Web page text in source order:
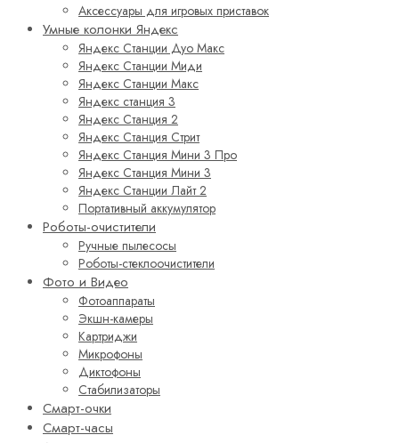
Аксессуары для игровых приставок
Умные колонки Яндекс
Яндекс Станции Дуо Макс
Яндекс Станции Миди
Яндекс Станции Макс
Яндекс станция 3
Яндекс Станция 2
Яндекс Станция Стрит
Яндекс Станция Мини 3 Про
Яндекс Станция Мини 3
Яндекс Станции Лайт 2
Портативный аккумулятор
Роботы-очистители
Ручные пылесосы
Роботы-стеклоочистители
Фото и Видео
Фотоаппараты
Экшн-камеры
Картриджи
Микрофоны
Диктофоны
Стабилизаторы
Смарт-очки
Смарт-часы